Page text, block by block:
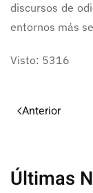
discursos de
entornos más
Visto: 5316
Anterior
Últimas